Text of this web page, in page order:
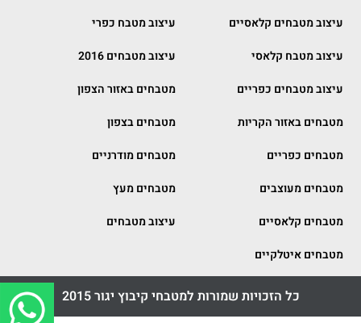
עיצוב מטבחים קלאסיים
עיצוב מטבח כפרי
עיצוב מטבח קלאסי
עיצוב מטבחים 2016
עיצוב מטבחים כפריים
מטבחים באזור הצפון
מטבחים באזור הקריות
מטבחים בצפון
מטבחים כפריים
מטבחים מודרניים
מטבחים מעוצבים
מטבחים מעץ
מטבחים קלאסיים
עיצוב מטבחים
מטבחים איטלקיים
כל הזכויות שמורות למטבחי קיבוץ יגור 2015